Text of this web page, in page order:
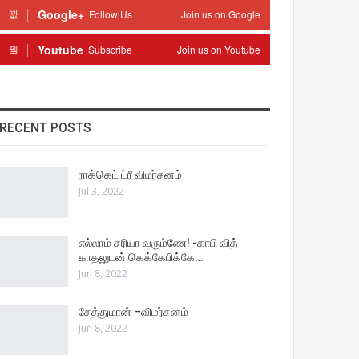
Google+ Follow Us Join us on Google
Youtube Subscribe Join us on Youtube
RECENT POSTS
ராக்கெட் ட்ரீ விமர்சனம்
Jul 3, 2022
எல்லாம் சரியா வரும்ணே! -காபி வித்
காதலுடன் கெக்கேபிக்கே…
Jun 8, 2022
சேத்துமான் –விமர்சனம்
Jun 8, 2022